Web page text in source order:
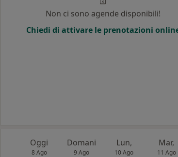
Non ci sono agende disponibili!
Chiedi di attivare le prenotazioni
Oggi
8 Ago
Domani
9 Ago
Lun,
10 Ago
Mar,
11 Ago